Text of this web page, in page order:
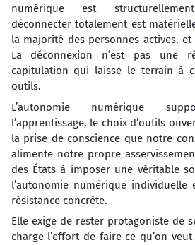
numérique est
déconnecter totalement est
la majorité des personnes actives,
La déconnexion n’est pas une
capitulation qui laisse le terrain à
outils.
L’autonomie numérique
l’apprentissage, le choix d’outils
la prise de conscience que notre
alimente notre propre
des États à imposer une véritable
l’autonomie numérique
résistance concrète.
Elle exige de rester protagoniste de
charge l’effort de faire ce qu’on